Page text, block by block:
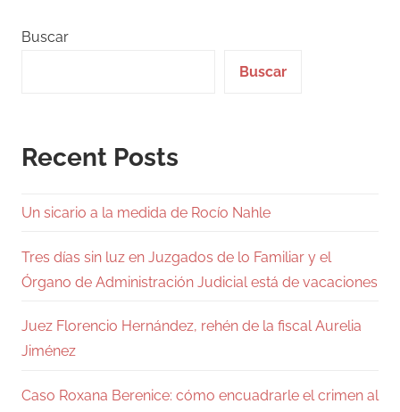
Buscar
Buscar
Recent Posts
Un sicario a la medida de Rocío Nahle
Tres días sin luz en Juzgados de lo Familiar y el
Órgano de Administración Judicial está de vacaciones
Juez Florencio Hernández, rehén de la fiscal Aurelia
Jiménez
Caso Roxana Berenice: cómo encuadrarle el crimen al